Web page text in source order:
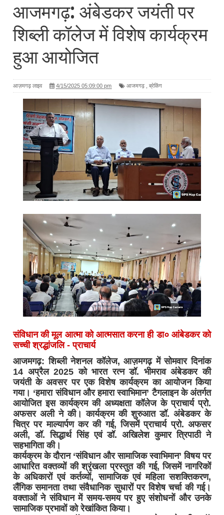
आजमगढ़: अंबेडकर जयंती पर
शिब्ली कॉलेज में विशेष कार्यक्रम
हुआ आयोजित
आज़मगढ़ लाइव 4/15/2025 05:09:00 pm आजमगढ़ ब्रेकिंग
संविधान की मूल आत्मा को आत्मसात करना ही डा० आंबेडकर को
सच्ची श्रद्धांजलि - प्राचार्य
आजमगढ़: शिब्ली नेशनल कॉलेज, आज़मगढ़ में सोमवार दिनांक
14 अप्रैल 2025 को भारत रत्न डॉ. भीमराव अंबेडकर की
जयंती के अवसर पर एक विशेष कार्यक्रम का आयोजन किया
गया। ‘हमारा संविधान और हमारा स्वाभिमान’ टैगलाइन के अंतर्गत
आयोजित इस कार्यक्रम की अध्यक्षता कॉलेज के प्राचार्य प्रो.
अफसर अली ने की। कार्यक्रम की शुरुआत डॉ. अंबेडकर के
चित्र पर माल्यार्पण कर की गई, जिसमें प्राचार्य प्रो. अफसर
अली, डॉ. सिद्धार्थ सिंह एवं डॉ. अखिलेश कुमार त्रिपाठी ने
सहभागिता की।
कार्यक्रम के दौरान ‘संविधान और सामाजिक स्वाभिमान’ विषय पर
आधारित वक्तव्यों की श्रृंखला प्रस्तुत की गई, जिसमें नागरिकों
के अधिकारों एवं कर्तव्यों, सामाजिक एवं महिला सशक्तिकरण,
लैंगिक समानता तथा संवैधानिक सुधारों पर विशेष चर्चा की गई।
वक्ताओं ने संविधान में समय-समय पर हुए संशोधनों और उनके
सामाजिक प्रभावों को रेखांकित किया।